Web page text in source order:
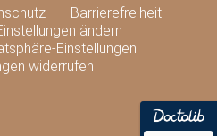
Barrierefreiheit
ändern
Einstellungen
widerrufen